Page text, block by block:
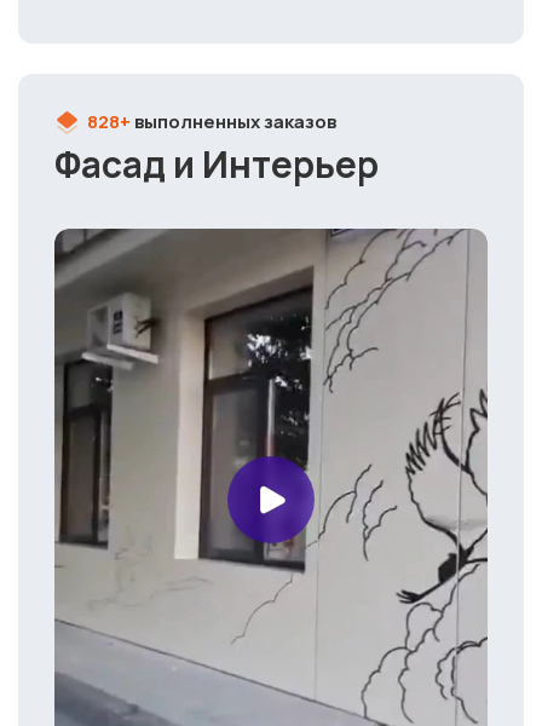
828+ выполненных заказов
Фасад и Интерьер